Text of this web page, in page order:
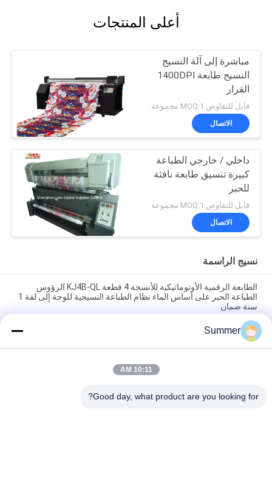
أعلى المنتجات
مباشرة إلى آلة النسيج
النسيج طابعة 1400DPI
القرار
قابل للتفاوض MOQ:1 مجموعة
الاتصال
داخلي / خارجي الطباعة
كبيرة تنسيق طابعة نافثة
للحبر
قابل للتفاوض MOQ:1 مجموعة
الاتصال
نسيج الراسمة
الطابعة الرقمية الأوتوماتيكية للأنسجة 4 قطعة KJ4B-QL الرؤوس
الطباعة الحبر على أساس الماء نظام الطباعة النسيجية للوحة إلى لفة 1
سنة ضمان
البوليستر نظام طباعة النسيج
إنتاج مستقر آلة الطباعة الرقمية عالية الجودة للقطن والنسيج البوليستر
طابعة حبر النسيج مع نظام الطباعة الداخلية الحرارة الأشعة تحت
Summer
10:11 AM
Good day, what product are you looking for?